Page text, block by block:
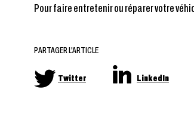
Pour faire entretenir ou réparer votre
PARTAGER L'ARTICLE
Twitter LinkedIn